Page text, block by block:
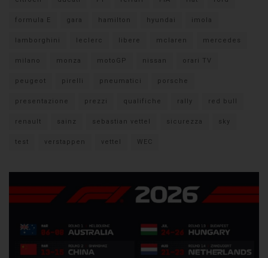
formula E gara hamilton hyundai imola
lamborghini leclerc libere mclaren mercedes
milano monza motoGP nissan orari TV
peugeot pirelli pneumatici porsche
presentazione prezzi qualifiche rally red bull
renault sainz sebastian vettel sicurezza sky
test verstappen vettel WEC